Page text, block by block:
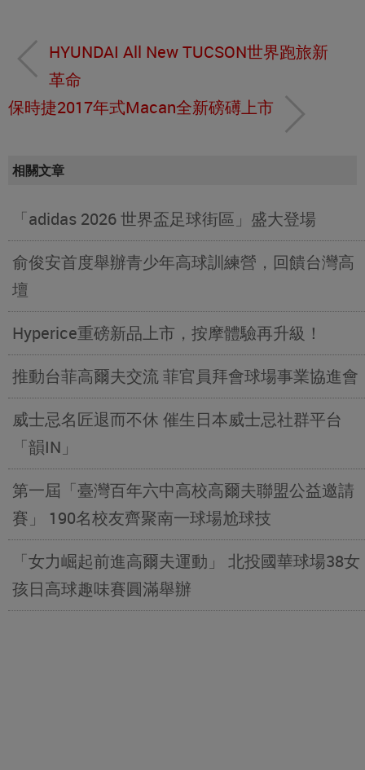
HYUNDAI All New TUCSON世界跑旅新
革命
保時捷2017年式Macan全新磅礡上市
相關文章
「adidas 2026 世界盃足球街區」盛大登場
俞俊安首度舉辦青少年高球訓練營，回饋台灣高
壇
Hyperice重磅新品上市，按摩體驗再升級！
推動台菲高爾夫交流 菲官員拜會球場事業協進會
威士忌名匠退而不休 催生日本威士忌社群平台
「韻IN」
第一屆「臺灣百年六中高校高爾夫聯盟公益邀請
賽」 190名校友齊聚南一球場尬球技
「女力崛起前進高爾夫運動」 北投國華球場38女
孩日高球趣味賽圓滿舉辦